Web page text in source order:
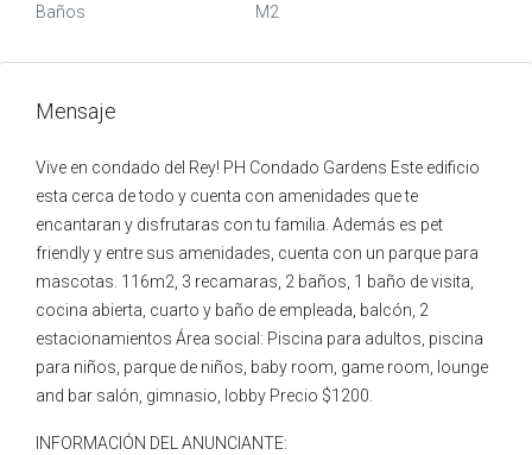
Baños M2
Mensaje
Vive en condado del Rey! PH Condado Gardens Este edificio
esta cerca de todo y cuenta con amenidades que te
encantaran y disfrutaras con tu familia. Además es pet
friendly y entre sus amenidades, cuenta con un parque para
mascotas. 116m2, 3 recamaras, 2 baños, 1 baño de visita,
cocina abierta, cuarto y baño de empleada, balcón, 2
estacionamientos Área social: Piscina para adultos, piscina
para niños, parque de niños, baby room, game room, lounge
and bar salón, gimnasio, lobby Precio $1200.
INFORMACIÓN DEL ANUNCIANTE: